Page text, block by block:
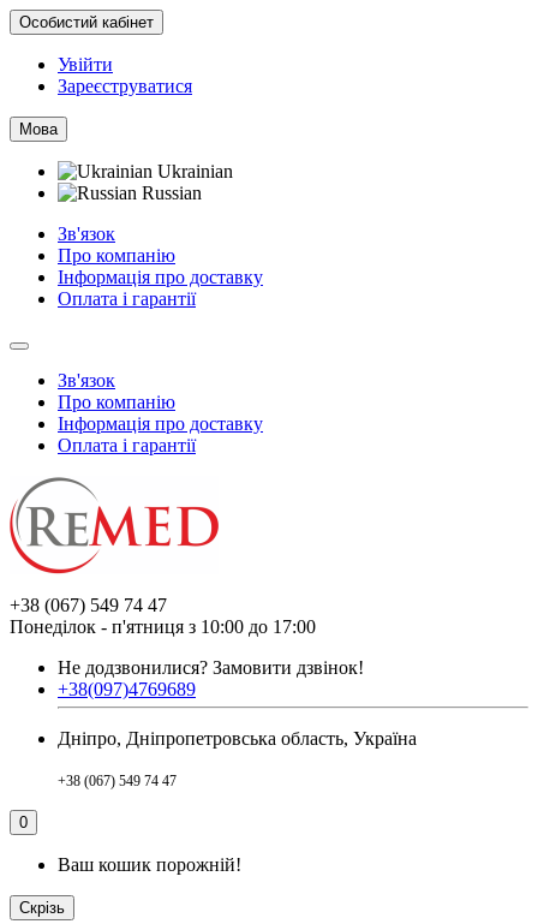
Особистий кабінет
Увійти
Зареєструватися
Мова
Ukrainian
Russian
Зв'язок
Про компанію
Інформація про доставку
Оплата і гарантії
Зв'язок
Про компанію
Інформація про доставку
Оплата і гарантії
+38 (067) 549 74 47
Понеділок - п'ятниця з 10:00 до 17:00
Не додзвонилися? Замовити дзвінок!
+38(097)4769689
Дніпро, Дніпропетровська область, Україна
+38 (067) 549 74 47
0
Ваш кошик порожній!
Скрізь